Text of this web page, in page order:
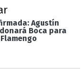
Agustín
Boca para